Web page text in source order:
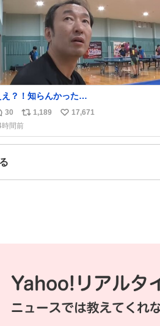
え？！知らんかった…
30
リ
ポ
ス
1,189
い
ね
17,671
時間前